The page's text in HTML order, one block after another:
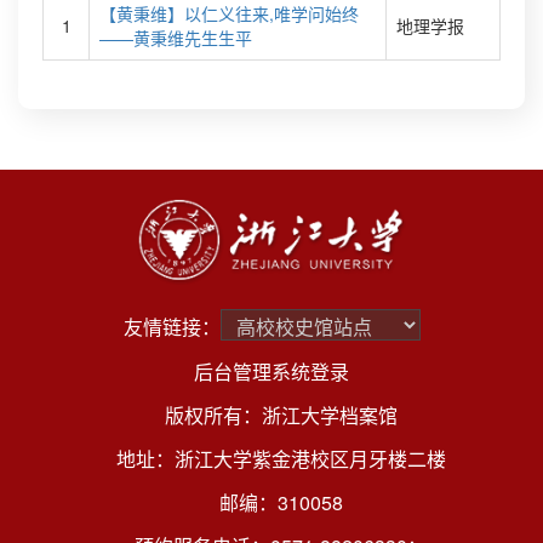
1
【黄秉维】以仁义往来,唯学问始终
——黄秉维先生生平
地理学报
友情链接：
后台管理系统登录
版权所有：浙江大学档案馆
地址：浙江大学紫金港校区月牙楼二楼
邮编：310058